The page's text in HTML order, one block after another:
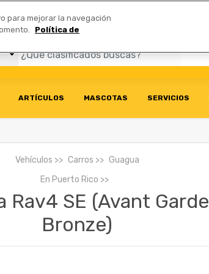
ARTÍCULOS MASCOTAS SERVICIOS
Vehículos Carros
Guagua
En Puerto Rico
Rav4 SE (Avant Garde
Bronze)
para mejorar la navegación
Política de